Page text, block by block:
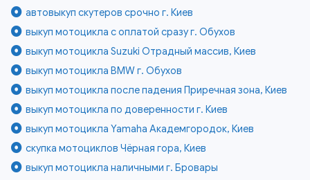
автовыкуп скутеров срочно г. Киев
выкуп мотоцикла с оплатой сразу г. Обухов
выкуп мотоцикла Suzuki Отрадный массив, Киев
выкуп мотоцикла BMW г. Обухов
выкуп мотоцикла после падения Приречная зона, Киев
выкуп мотоцикла по доверенности г. Киев
выкуп мотоцикла Yamaha Академгородок, Киев
скупка мотоциклов Чёрная гора, Киев
выкуп мотоцикла наличными г. Бровары